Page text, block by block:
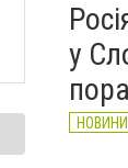
у
НОВИНИ